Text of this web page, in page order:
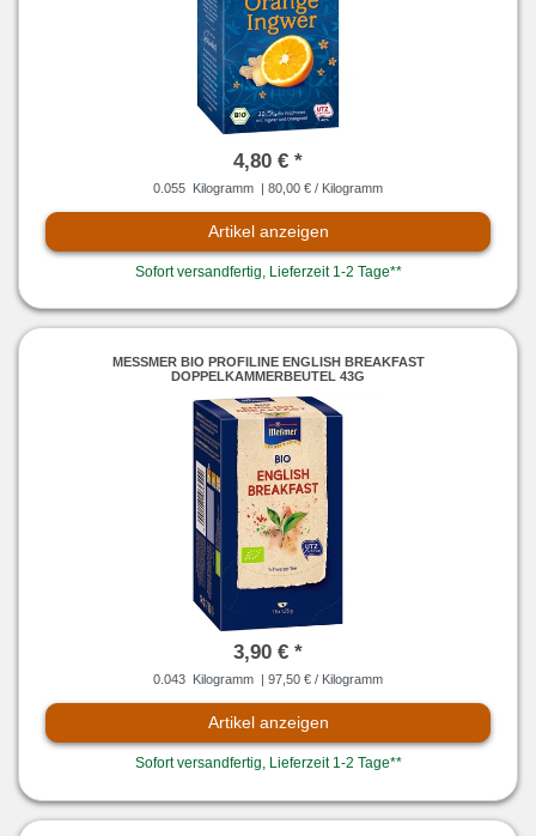
4,80 € *
0.055 Kilogramm | 80,00 € / Kilogramm
Artikel anzeigen
Sofort versandfertig, Lieferzeit 1-2 Tage**
MESSMER BIO PROFILINE ENGLISH BREAKFAST D
OPPELKAMMERBEUTEL 43G
3,90 € *
0.043 Kilogramm | 97,50 € / Kilogramm
Artikel anzeigen
Sofort versandfertig, Lieferzeit 1-2 Tage**